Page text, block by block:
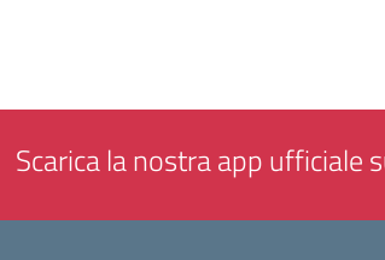
Scarica la nostra app ufficiale